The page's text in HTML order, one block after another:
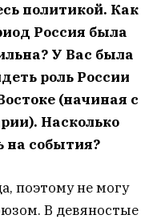
политикой. Как
Россия была
У Вас была
роль России
(начиная с
Насколько
на события?
поэтому не могу
В девяностые